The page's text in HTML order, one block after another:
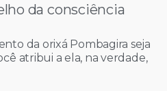
da consciência
da orixá Pombagira seja
atribui a ela, na verdade,